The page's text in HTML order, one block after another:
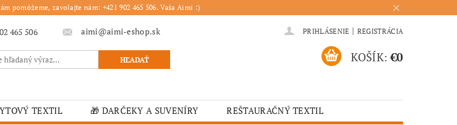
pomôžeme, zavolajte nám: +421 902 465 506. Vaša Aimi :)
465 506 aimi@aimi-eshop.sk PRIHLÁSENIE | REGISTRÁCIA
KOŠÍK: €0
TEXTIL 🎁 DARČEKY A SUVENÍRY
REŠTAURAČNÝ TEXTIL